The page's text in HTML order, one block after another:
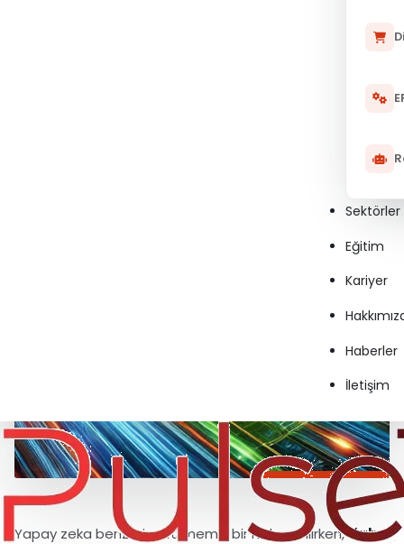
Sektörler
Eğitim
Kariyer
Haberler
İletişim
Yapay zeka benzeri görülmemiş bir hızla evrilirken,daha